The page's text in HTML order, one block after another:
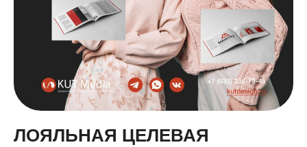
ЛОЯЛЬНАЯ ЦЕЛЕВАЯ